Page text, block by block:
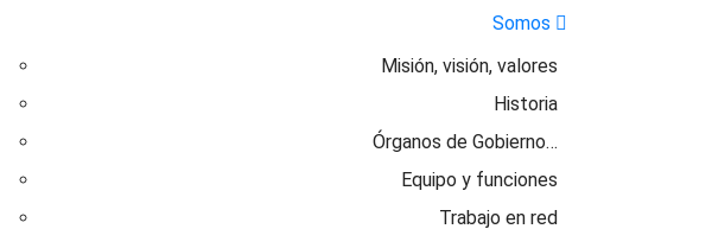
Somos
Misión, visión, valores
Historia
Órganos de Gobierno…
Equipo y funciones
Trabajo en red